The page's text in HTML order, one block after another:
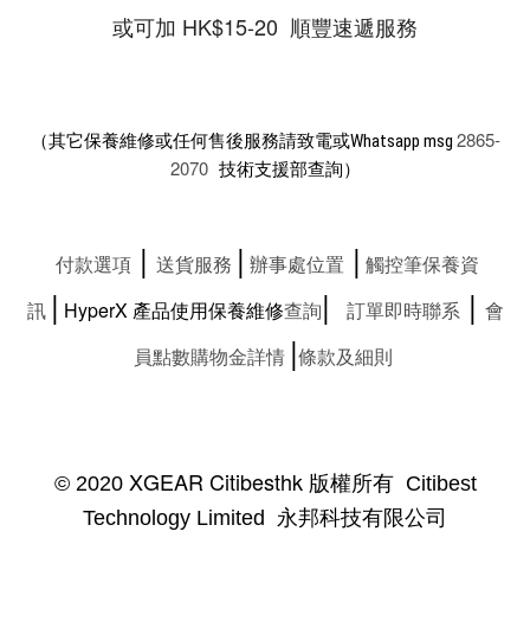
或可加 HK$15-20 順豐速遞服務
（其它保養維修或任何售後服務請致電或Whatsapp msg 2865-
2070 技術支援部查詢）
付款選項 | 送貨服務 | 辦事處位置 | 觸控筆保養資
訊 | HyperX 產品使用保養維修查詢| 訂單即時聯系| 會
員點數購物金詳情 |條款及細則
© 2020 XGEAR Citibesthk 版權所有 Citibest
Technology Limited 永邦科技有限公司